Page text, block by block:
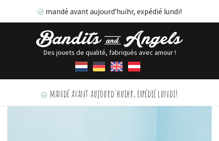
mandé avant aujourd'huihr, expédié lundi!
Des jouets de qualité, fabriqués avec amour !
mandé avant aujourd'huihr, expédié lundi!